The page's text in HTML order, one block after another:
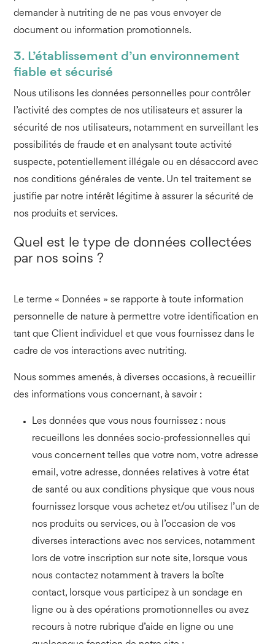
demander à nutriting de ne pas vous envoyer de
document ou information promotionnels.
3. L’établissement d’un environnement
fiable et sécurisé
Nous utilisons les données personnelles pour contrôler
l’activité des comptes de nos utilisateurs et assurer la
sécurité de nos utilisateurs, notamment en surveillant les
possibilités de fraude et en analysant toute activité
suspecte, potentiellement illégale ou en désaccord avec
nos conditions générales de vente. Un tel traitement se
justifie par notre intérêt légitime à assurer la sécurité de
nos produits et services.
Quel est le type de données collectées
par nos soins ?
Le terme « Données » se rapporte à toute information
personnelle de nature à permettre votre identification en
tant que Client individuel et que vous fournissez dans le
cadre de vos interactions avec nutriting.
Nous sommes amenés, à diverses occasions, à recueillir
des informations vous concernant, à savoir :
Les données que vous nous fournissez : nous
recueillons les données socio-professionnelles qui
vous concernent telles que votre nom, votre adresse
email, votre adresse, données relatives à votre état
de santé ou aux conditions physique que vous nous
fournissez lorsque vous achetez et/ou utilisez l’un de
nos produits ou services, ou à l’occasion de vos
diverses interactions avec nos services, notamment
lors de votre inscription sur note site, lorsque vous
nous contactez notamment à travers la boîte
contact, lorsque vous participez à un sondage en
ligne ou à des opérations promotionnelles ou avez
recours à notre rubrique d’aide en ligne ou une